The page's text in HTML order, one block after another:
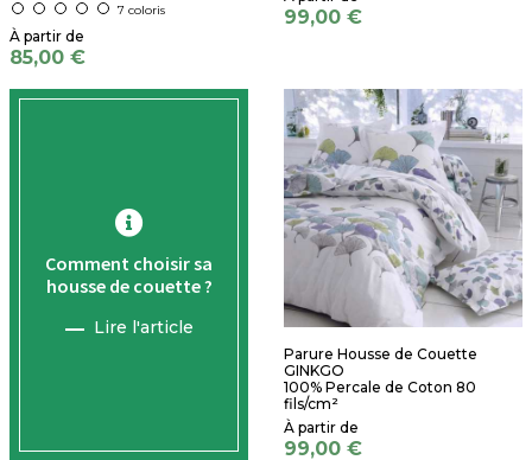
7 coloris
85,00 €
99,00 €
Comment choisir sa
housse de couette ?
Lire l'article
Parure Housse de Couette
GINKGO
100% Percale de Coton 80
fils/cm²
99,00 €